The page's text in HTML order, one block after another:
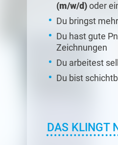
(m/w/d)oder
Du bringst
Du hast gute
Zeichnungen
Du arbeitest
Du bist
DAS KLINGT